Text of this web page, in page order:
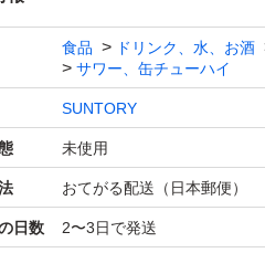
発送します。
食品 ドリンク、水、お酒
サワー、缶チューハイ
SUNTORY
未使用
おてがる配送（日本郵便）
日数 2〜3日で発送